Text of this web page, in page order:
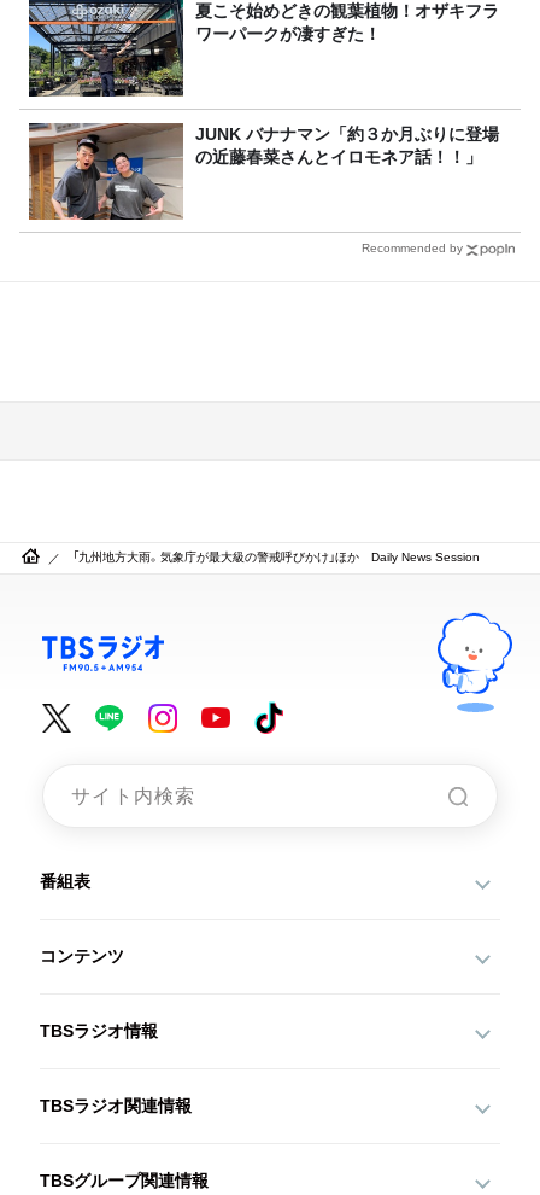
夏こそ始めどきの観葉植物！オザキフラ
ワーパークが凄すぎた！
JUNK バナナマン「約３か月ぶりに登場
の近藤春菜さんとイロモネア話！！」
Recommended by
「九州地方大雨。気象庁が最大級の警戒呼びかけ」ほか Daily News Session
番組表
コンテンツ
TBSラジオ情報
TBSラジオ関連情報
TBSグループ関連情報